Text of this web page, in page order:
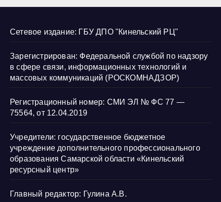
Сетевое издание: ГБУ ДПО "Кинельский РЦ"
Зарегистрирован: Федеральной службой по надзору
в сфере связи, информационных технологий и
массовых коммуникаций (РОСКОМНАДЗОР)
Регистрационный номер: СМИ ЭЛ № ФС 77 —
75564, от 12.04.2019
Учредители: государственное бюджетное
учреждение дополнительного профессионального
образования Самарской области «Кинельский
ресурсный центр»
Главный редактор: Гулина А.В.